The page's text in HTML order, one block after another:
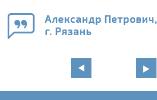
Александр Петрович,
г. Рязань